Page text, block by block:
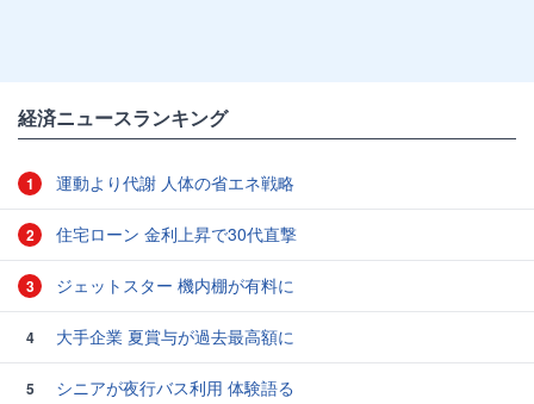
経済ニュースランキング
1 運動より代謝 人体の省エネ戦略
2 住宅ローン 金利上昇で30代直撃
3 ジェットスター 機内棚が有料に
4 大手企業 夏賞与が過去最高額に
5
シニアが夜行バス利用 体験語る